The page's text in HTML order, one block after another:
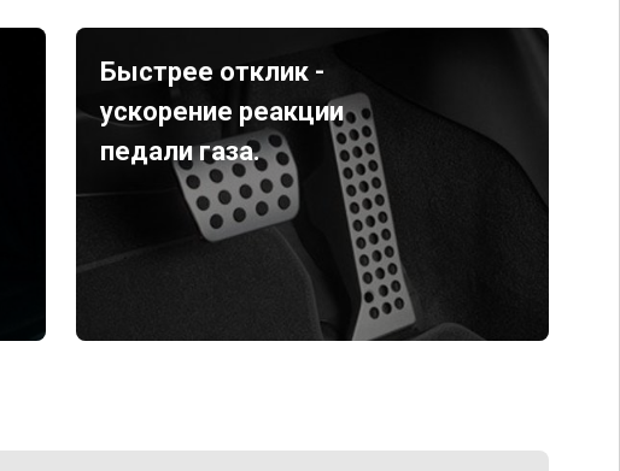
Быстрее отклик -
ускорение реакции
педали газа.